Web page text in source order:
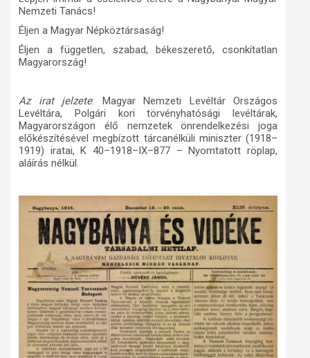
Nemzeti Tanács!
Éljen a Magyar Népköztársaság!
Éljen a független, szabad, békeszerető, csonkítatlan
Magyarország!
Az irat jelzete: Magyar Nemzeti Levéltár Országos
Levéltára, Polgári kori törvényhatósági levéltárak,
Magyarországon élő nemzetek önrendelkezési joga
előkészítésével megbízott tárcanélküli miniszter (1918–
1919) iratai, K 40–1918–IX–877 – Nyomtatott röplap,
aláírás nélkül.